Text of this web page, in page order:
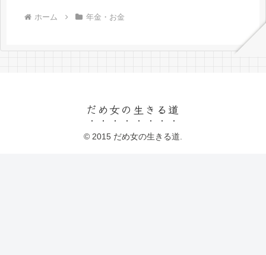
ホーム 年金・お金
だめ女の生きる道
© 2015 だめ女の生きる道.